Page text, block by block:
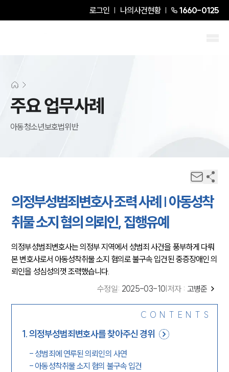
로그인 나의사건현황 1660-0125
주요 업무사례
아동청소년보호법위반
의정부성범죄변호사 조력 사례 | 아동성착
취물 소지 혐의 의뢰인, 집행유예
의정부성범죄변호사는 의정부 지역에서 성범죄 사건을 풍부하게 다뤄
본 변호사로서 아동성착취물 소지 혐의로 불구속 입건된 중증장애인 의
뢰인을 성심성의껏 조력했습니다.
수정일: 2025-03-10 저자 : 고병준
CONTENTS
1.의정부성범죄변호사를 찾아주신 경위
- 성범죄에 연루된 의뢰인의 사연
- 아동성착취물 소지 혐의 불구속 입건